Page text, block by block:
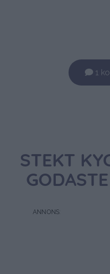
STEKT